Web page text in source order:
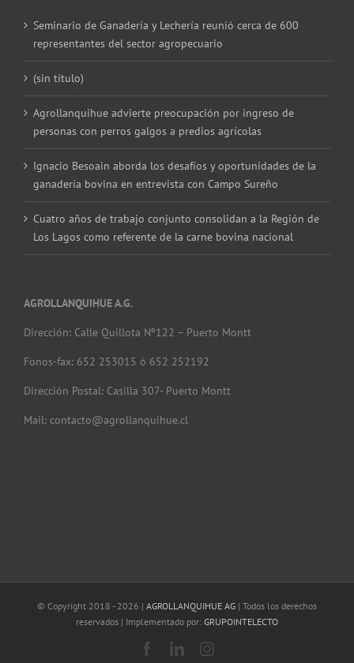
Seminario de Ganadería y Lechería reunió cerca de 600
representantes del sector agropecuario
(sin título)
Agrollanquihue advierte preocupación por ingreso de
personas con perros galgos a predios agrícolas
Ignacio Besoain aborda los desafíos y oportunidades de la
ganadería bovina en entrevista con Campo Sureño
Cuatro años de trabajo conjunto consolidan a la Región de
Los Lagos como referente de la carne bovina nacional
AGROLLANQUIHUE A.G.
Dirección: Calle Quillota Nº122 – Puerto Montt
Fonos-fax: 652 253015 ó 652 252192
Dirección Postal: Casilla 307- Puerto Montt
Mail: contacto@agrollanquihue.cl
© Copyright 2018 - 2026 | AGROLLANQUIHUE AG | Todos los derechos
reservados | Implementado por: GRUPOINTELECTO
Facebook
LinkedInInstagram